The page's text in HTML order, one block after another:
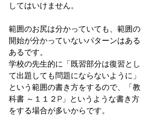
してはいけません。
範囲のお尻は分かっていても、範囲の
開始が分かっていないパターンはある
あるです。
学校の先生的に「既習部分は復習とし
て出題しても問題にならないように」
という範囲の書き方をするので、「教
科書 ～１１２P」というような書き方
をする場合が多いからです。